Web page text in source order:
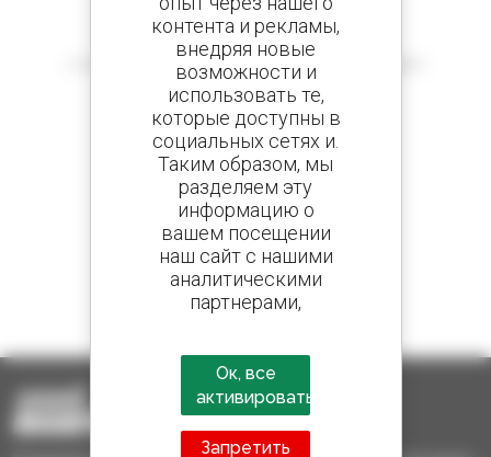
Создайте оповещения
и получайте объявления о поддержанном оборудовании
800 Дилеров
Manitou во всем мире
1 из 4 телескопических погрузчиков
проданных в мире это Manitou
контента и рекламы,
внедряя новые
возможности и
использовать те,
которые доступны в
социальных сетях и.
Таким образом, мы
разделяем эту
информацию о
вашем посещении
наш сайт с нашими
аналитическими
партнерами,
Ок, все
активировать
Запретить